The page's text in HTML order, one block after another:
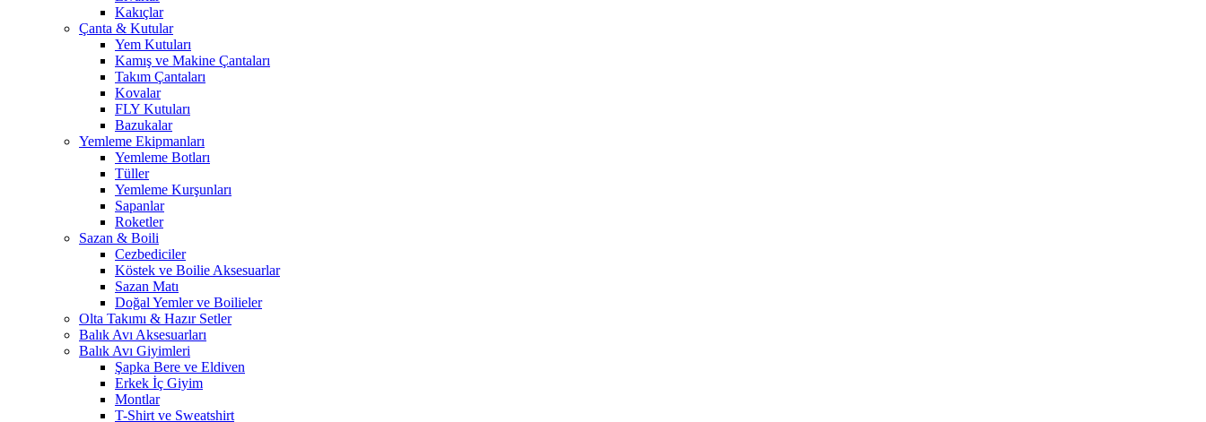
Kakıçlar
Çanta & Kutular
Yem Kutuları
Kamış ve Makine Çantaları
Takım Çantaları
Kovalar
FLY Kutuları
Bazukalar
Yemleme Ekipmanları
Yemleme Botları
Tüller
Yemleme Kurşunları
Sapanlar
Roketler
Sazan & Boili
Cezbediciler
Köstek ve Boilie Aksesuarlar
Sazan Matı
Doğal Yemler ve Boilieler
Olta Takımı & Hazır Setler
Balık Avı Aksesuarları
Balık Avı Giyimleri
Şapka Bere ve Eldiven
Erkek İç Giyim
Montlar
T-Shirt ve Sweatshirt